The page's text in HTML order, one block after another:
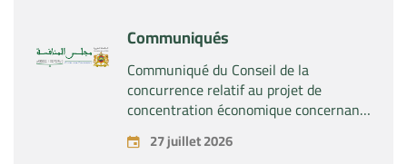
Communiqués
Communiqué du Conseil de la
concurrence relatif au projet de
concentration économique concernant
la prise par la société « Fives SAS » du
contrôle exclusif de la société « Aries
27 juillet 2026